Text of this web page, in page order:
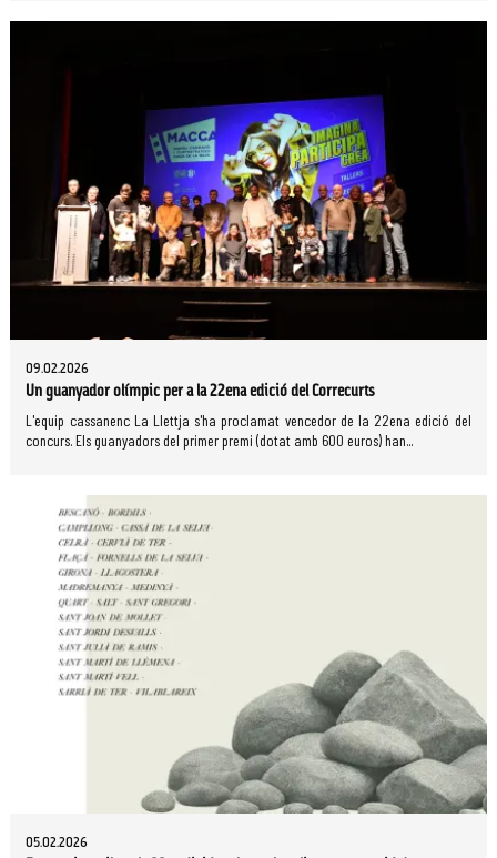
09.02.2026
Un guanyador olímpic per a la 22ena edició del Correcurts
L'equip cassanenc La Llettja s'ha proclamat vencedor de la 22ena edició del
concurs. Els guanyadors del primer premi (dotat amb 600 euros) han...
05.02.2026